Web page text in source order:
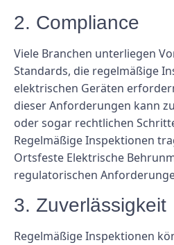
2. Compliance
Viele Branchen unterliegen
Standards, die regelmäßige
elektrischen Geräten
dieser Anforderungen kann
oder sogar rechtlichen
Regelmäßige Inspektionen
Ortsfeste Elektrische
regulatorischen
3. Zuverlässigkeit
Regelmäßige Inspektionen